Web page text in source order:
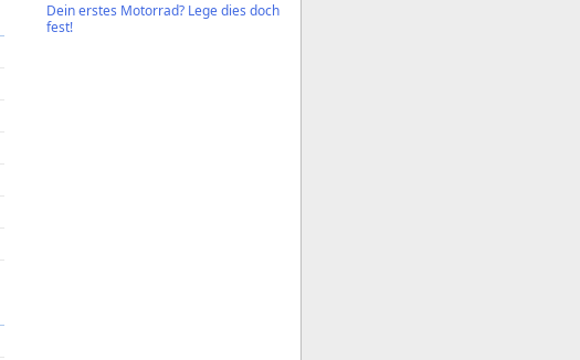
Dein erstes Motorrad? Lege dies doch
fest!